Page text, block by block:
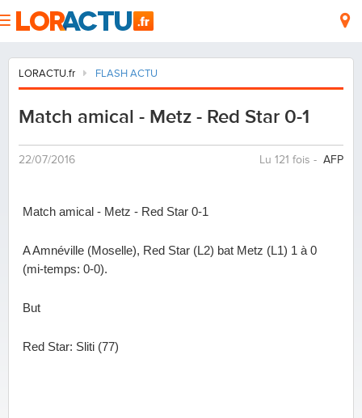
LORACTU.fr FLASH ACTU
Match amical - Metz - Red Star 0-1
22/07/2016 Lu 121 fois - AFP
Match amical - Metz - Red Star 0-1
A Amnéville (Moselle), Red Star (L2) bat Metz (L1) 1 à 0
(mi-temps: 0-0).
But
Red Star: Sliti (77)